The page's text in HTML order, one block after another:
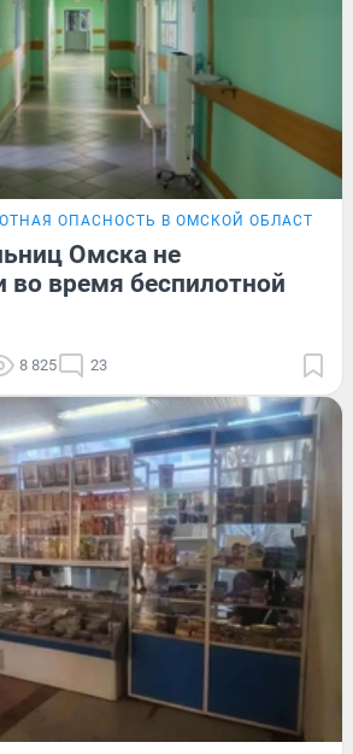
ОПАСНОСТЬ В ОМСКОЙ ОБЛАСТИ
Омска не
во время беспилотной
8 825 23